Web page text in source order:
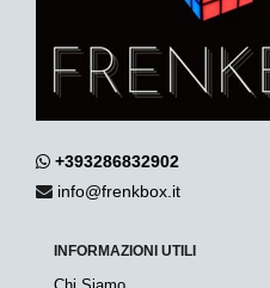
+393286832902
info@frenkbox.it
INFORMAZIONI UTILI